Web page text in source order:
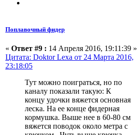
Поплавочный фидер
« Ответ #9 : 14 Апреля 2016, 19:11:39 »
Цитата: Doktor Lexa от 24 Марта 2016,
23:18:05
Тут можно поиграться, но по
каналу показали такую: К
концу удочки вяжется основная
леска. На ее конце фидерная
кормушка. Выше нее в 60-80 см
вяжется поводок около метра с